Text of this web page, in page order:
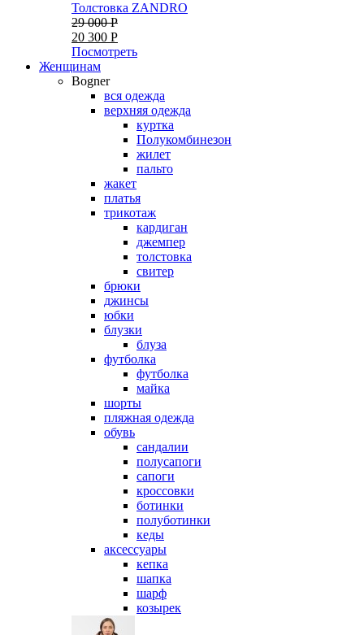
Толстовка ZANDRO
29 000 Р
20 300 Р
Посмотреть
Женщинам
Bogner
вся одежда
верхняя одежда
куртка
Полукомбинезон
жилет
пальто
жакет
платья
трикотаж
кардиган
джемпер
толстовка
свитер
брюки
джинсы
юбки
блузки
блуза
футболка
футболка
майка
шорты
пляжная одежда
oбувь
сандалии
полусапоги
сапоги
кроссовки
ботинки
полуботинки
кеды
аксессуары
кепка
шапка
шарф
козырек